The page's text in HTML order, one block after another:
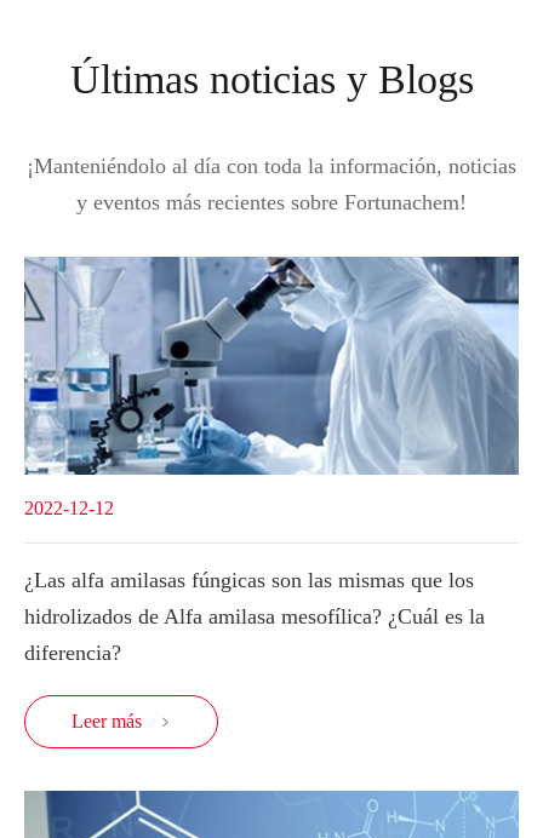
Últimas noticias y Blogs
¡Manteniéndolo al día con toda la información, noticias
y eventos más recientes sobre Fortunachem!
2022-12-12
¿Las alfa amilasas fúngicas son las mismas que los
hidrolizados de Alfa amilasa mesofílica? ¿Cuál es la
diferencia?
Leer más 